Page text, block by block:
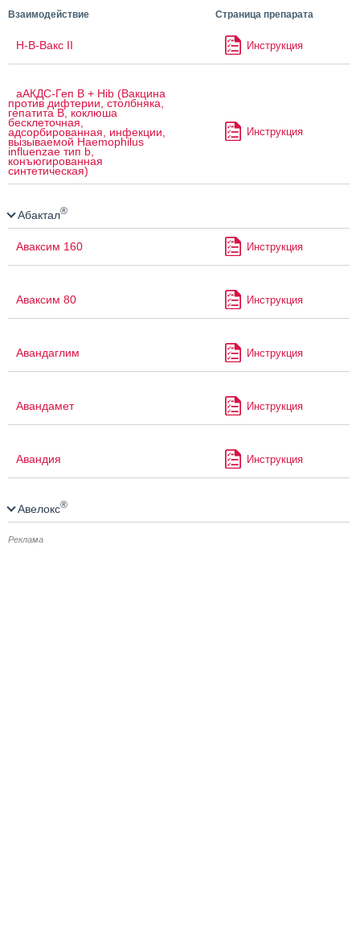
Взаимодействие Страница препарата
H-B-Вакс II Инструкция
аАКДС-Геп B + Hib (Вакцина
против дифтерии, столбняка,
гепатита B, коклюша
бесклеточная,
адсорбированная, инфекции,
вызываемой Haemophilus
influenzae тип b,
конъюгированная
синтетическая)
Инструкция
Абактал®
Аваксим 160 Инструкция
Аваксим 80 Инструкция
Авандаглим Инструкция
Авандамет Инструкция
Авандия Инструкция
Авелокс®
Реклама